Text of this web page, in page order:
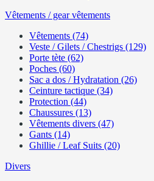
Vêtements / gear vêtements
Vêtements (74)
Veste / Gilets / Chestrigs (129)
Porte tète (62)
Poches (60)
Sac a dos / Hydratation (26)
Ceinture tactique (34)
Protection (44)
Chaussures (13)
Vêtements divers (47)
Gants (14)
Ghillie / Leaf Suits (20)
Divers